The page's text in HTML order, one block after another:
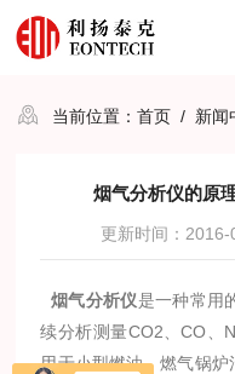
当前位置：首页 / 新闻
烟气分析仪的原
更新时间：2016-
烟气分析仪是一种常用
续分析测量CO2、CO、
用于小型燃油、燃气锅